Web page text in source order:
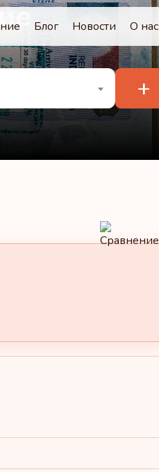
Блог Новости О нас
+